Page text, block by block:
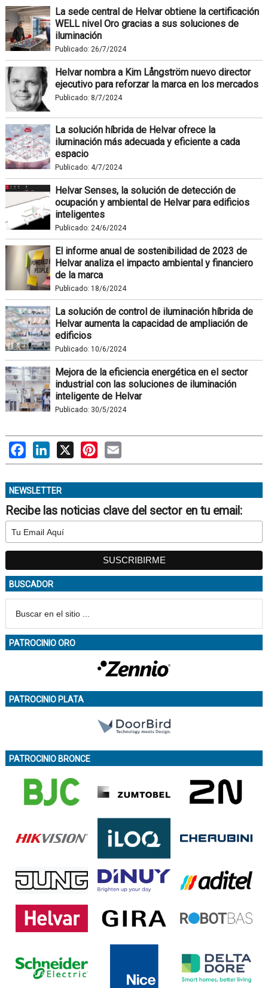
La sede central de Helvar obtiene la certificación
WELL nivel Oro gracias a sus soluciones de
iluminación
Publicado: 26/7/2024
Helvar nombra a Kim Långström nuevo director
ejecutivo para reforzar la marca en los mercados
Publicado: 8/7/2024
La solución híbrida de Helvar ofrece la
iluminación más adecuada y eficiente a cada
espacio
Publicado: 4/7/2024
Helvar Senses, la solución de detección de
ocupación y ambiental de Helvar para edificios
inteligentes
Publicado: 24/6/2024
El informe anual de sostenibilidad de 2023 de
Helvar analiza el impacto ambiental y financiero
de la marca
Publicado: 18/6/2024
La solución de control de iluminación híbrida de
Helvar aumenta la capacidad de ampliación de
edificios
Publicado: 10/6/2024
Mejora de la eficiencia energética en el sector
industrial con las soluciones de iluminación
inteligente de Helvar
Publicado: 30/5/2024
FacebookLinkedIn
X PinterestEmail
NEWSLETTER
Recibe las noticias clave del sector en tu email:
BUSCADOR
PATROCINIO ORO
PATROCINIO PLATA
PATROCINIO BRONCE